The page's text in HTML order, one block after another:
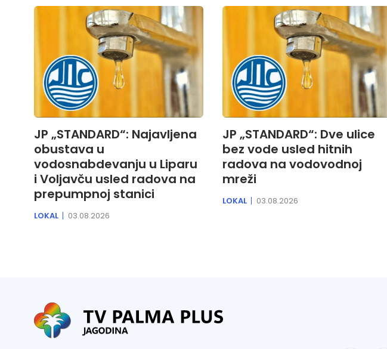
JP „STANDARD“: Najavljena
obustava u
vodosnabdevanju u Liparu
i Voljavču usled radova na
prepumpnoj stanici
LOKAL 03.08.2026
JP „STANDARD“: Dve ulice
bez vode usled hitnih
radova na vodovodnoj
mreži
LOKAL 03.08.2026